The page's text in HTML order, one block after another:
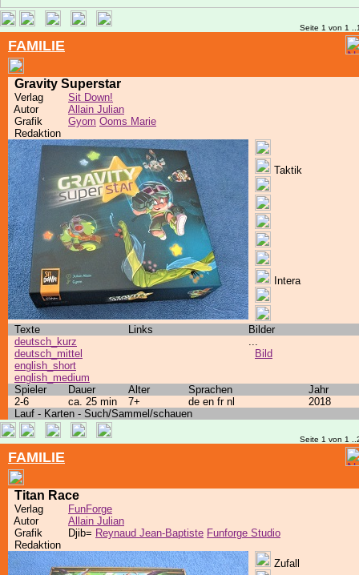
Seite 1 von 1
FAMILIE
Gravity Superstar
Verlag
Sit Down!
Autor
Allain Julian
Grafik
Gyom Ooms Marie
Redaktion
Taktik
Intera
Texte Links
Bilder
deutsch_kurz
deutsch_mittel
english_short
english_medium
...
Bild
Spieler Dauer Alter Sprachen
Jahr
2-6
ca. 25 min 7+ de en fr nl
2018
Lauf - Karten - Such/Sammel/schauen
Seite 1 von 1
FAMILIE
Titan Race
Verlag
FunForge
Autor
Allain Julian
Grafik
Djib= Reynaud Jean-Baptiste Funforge Studio
Redaktion
Zufall